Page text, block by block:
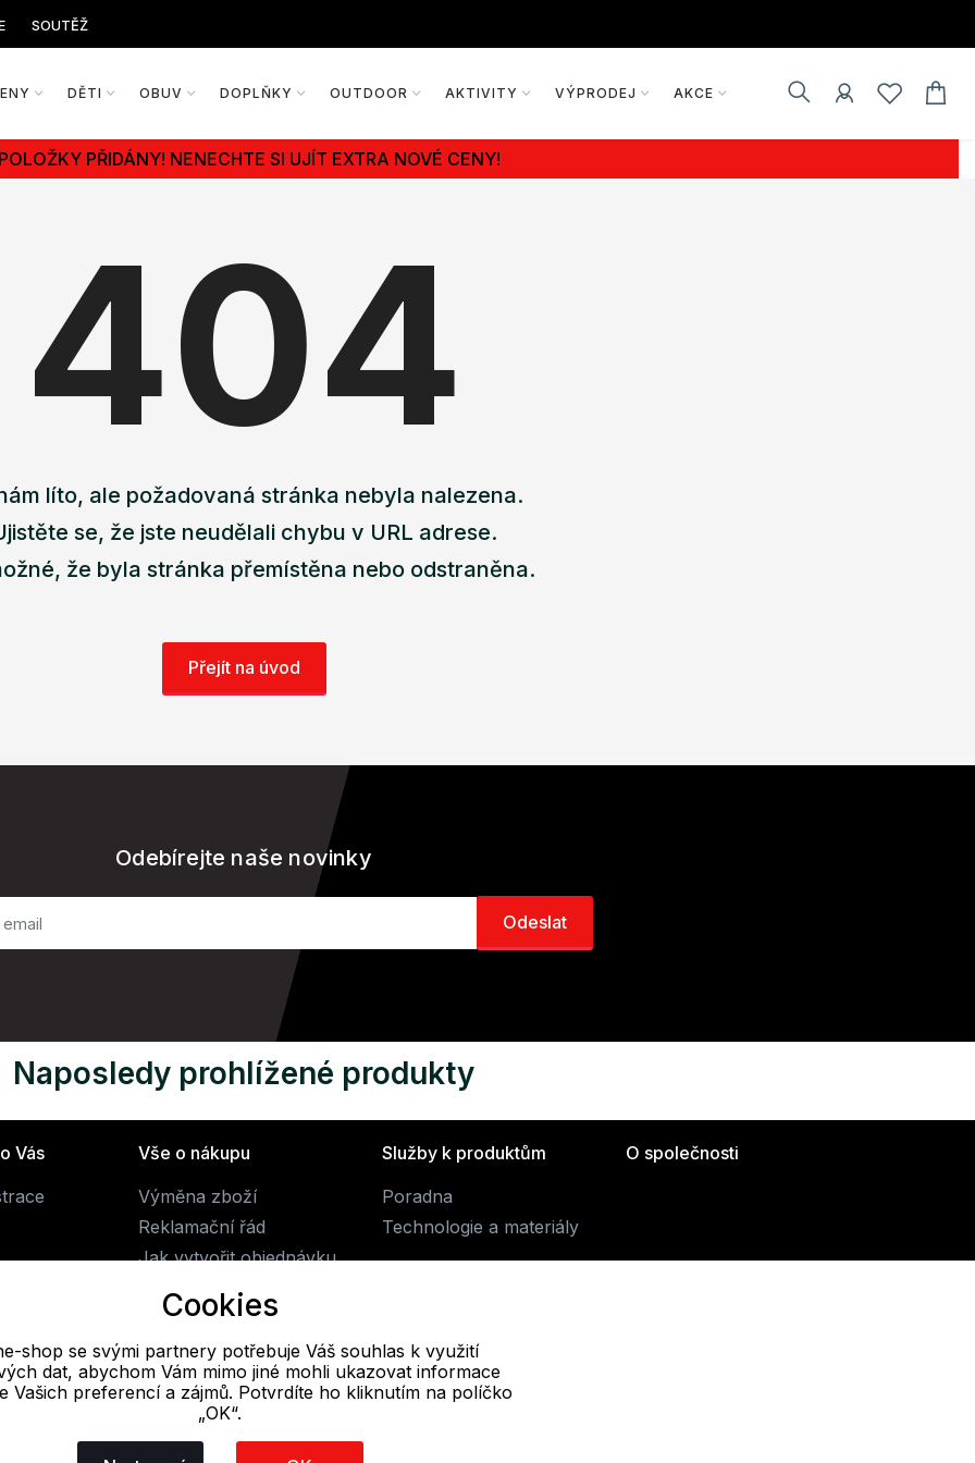
SOUTĚŽ
DĚTI OBUV DOPLŇKY OUTDOOR AKTIVITY VÝPRODEJ AKCE
PŘIDÁNY! NENECHTE SI UJÍT EXTRA NOVÉ CENY!
404
líto, ale požadovaná stránka nebyla nalezena.
se, že jste neudělali chybu v URL adrese.
že byla stránka přemístěna nebo odstraněna.
Přejít na úvod
Odebírejte naše novinky
Naposledy prohlížené produkty
Vás
Vše o nákupu
Výměna zboží
Reklamační řád
Jak vytvořit objednávku
Obchodní podmínky
Doprava
Služby k produktům
Poradna
Technologie a materiály
O společnosti
E-mail
obchod@alpine-shop.cz
Cookies
shop se svými partnery potřebuje Váš souhlas k využití
dat, abychom Vám mimo jiné mohli ukazovat informace
Vašich preferencí a zájmů. Potvrdíte ho kliknutím na políčko
„OK“.